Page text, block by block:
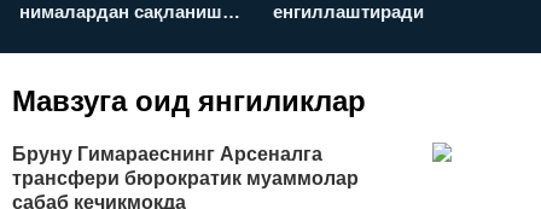
нималардан сақланиш
енгиллаштиради
Мавзуга оид янгиликлар
Бруну Гимараеснинг Арсеналга
трансфери бюрократик муаммолар
сабаб кечикмоқда